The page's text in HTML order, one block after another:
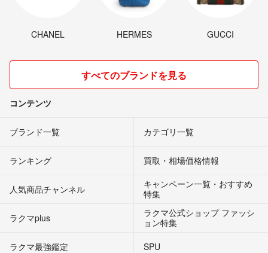
CHANEL HERMES GUCCI
すべてのブランドを見る
コンテンツ
ブランド一覧 カテゴリ一覧
ランキング 買取・相場価格情報
人気商品チャンネル
キャンペーン一覧・おすすめ
特集
ラクマplus
ラクマ公式ショップ ファッシ
ョン特集
ラクマ最強鑑定
SPU